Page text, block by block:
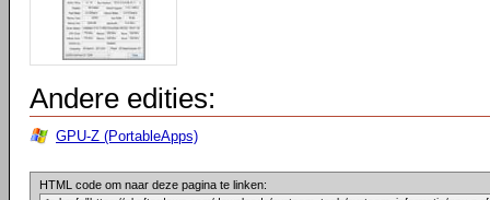
Andere edities:
GPU-Z (PortableApps)
HTML code om naar deze pagina te linken: